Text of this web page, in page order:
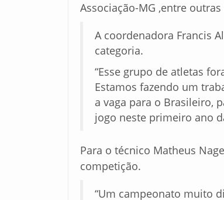
Associação-MG ,entre
A coordenadora Francis
categoria.
“Esse grupo de atletas
Estamos fazendo um
a vaga para o Brasileiro,
jogo neste primeiro ano
Para o técnico Matheus
competição.
“Um campeonato muito